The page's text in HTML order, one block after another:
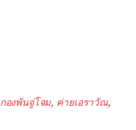
กองพันจู่โจม, ค่ายเอราวัณ,